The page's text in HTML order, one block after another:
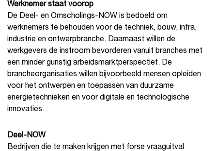
Werknemer staat voorop
De Deel- en Omscholings-NOW is bedoeld om
werknemers te behouden voor de techniek, bouw, infra,
industrie en ontwerpbranche. Daarnaast willen de
werkgevers de instroom bevorderen vanuit branches met
een minder gunstig arbeidsmarktperspectief. De
brancheorganisaties willen bijvoorbeeld mensen opleiden
voor het ontwerpen en toepassen van duurzame
energietechnieken en voor digitale en technologische
innovaties.
Deel-NOW
Bedrijven die te maken krijgen met forse vraaguitval